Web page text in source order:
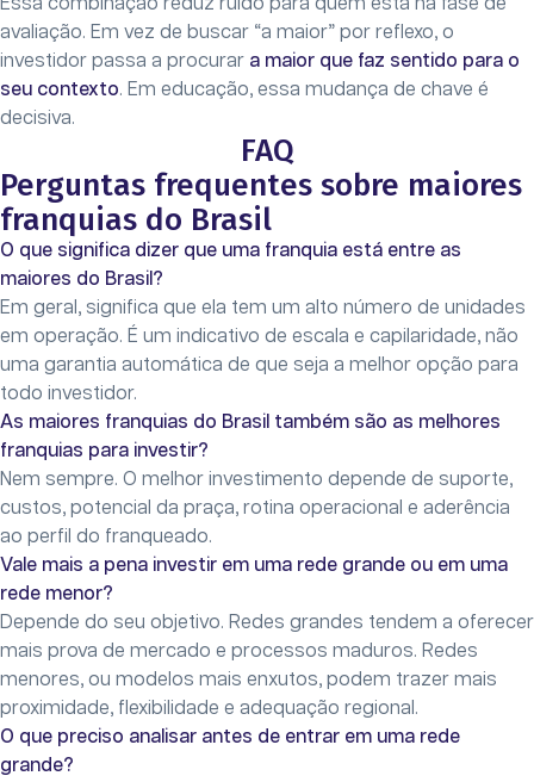
avaliação. Em vez de buscar “a maior” por reflexo, o
investidor passa a procurar a maior que faz sentido para o
seu contexto. Em educação, essa mudança de chave é
decisiva.
FAQ
Perguntas frequentes sobre maiores
franquias do Brasil
O que significa dizer que uma franquia está entre as
maiores do Brasil?
Em geral, significa que ela tem um alto número de unidades
em operação. É um indicativo de escala e capilaridade, não
uma garantia automática de que seja a melhor opção para
todo investidor.
As maiores franquias do Brasil também são as melhores
franquias para investir?
Nem sempre. O melhor investimento depende de suporte,
custos, potencial da praça, rotina operacional e aderência
ao perfil do franqueado.
Vale mais a pena investir em uma rede grande ou em uma
rede menor?
Depende do seu objetivo. Redes grandes tendem a oferecer
mais prova de mercado e processos maduros. Redes
menores, ou modelos mais enxutos, podem trazer mais
proximidade, flexibilidade e adequação regional.
O que preciso analisar antes de entrar em uma rede
grande?